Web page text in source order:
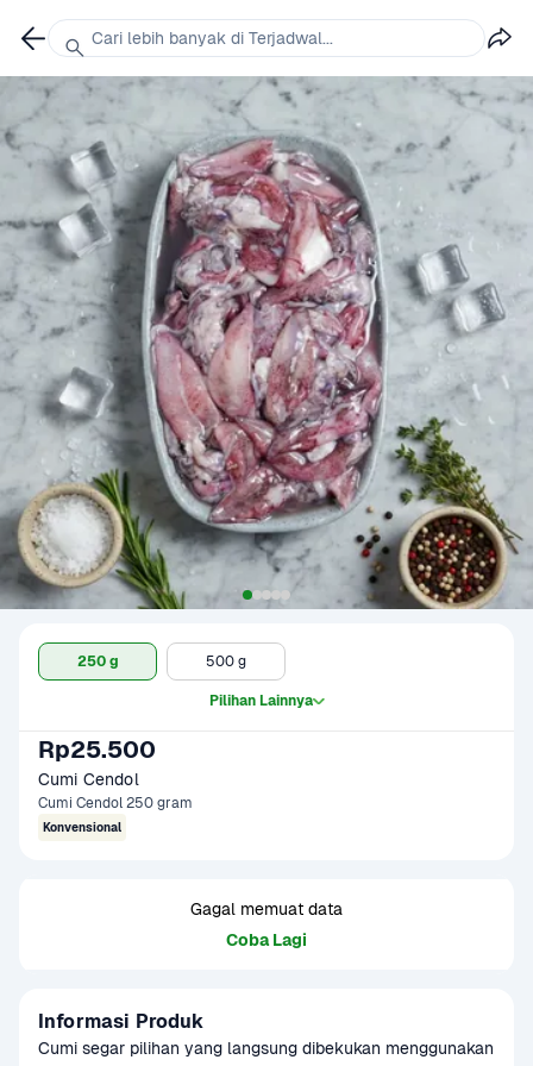
250 g 500 g
Pilihan Lainnya
Rp25.500
Cumi Cendol
Cumi Cendol 250 gram
Konvensional
Gagal memuat data
Coba Lagi
Informasi Produk
Cumi segar pilihan yang langsung dibekukan menggunakan
Cari lebih banyak di Terjadwal...